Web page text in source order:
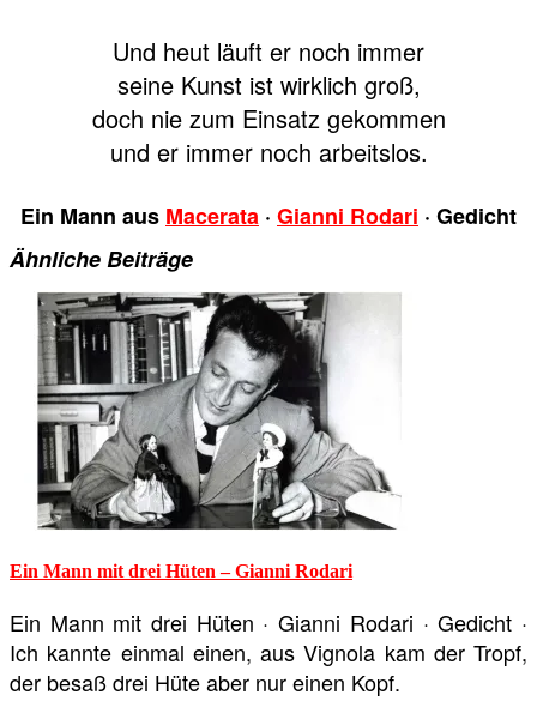
Und heut läuft er noch immer
seine Kunst ist wirklich groß,
doch nie zum Einsatz gekommen
und er immer noch arbeitslos.
Ein Mann aus Macerata · Gianni Rodari · Gedicht
Ähnliche Beiträge
Ein Mann mit drei Hüten – Gianni Rodari
Ein Mann mit drei Hüten · Gianni Rodari · Gedicht ·
Ich kannte einmal einen, aus Vignola kam der Tropf,
der besaß drei Hüte aber nur einen Kopf.